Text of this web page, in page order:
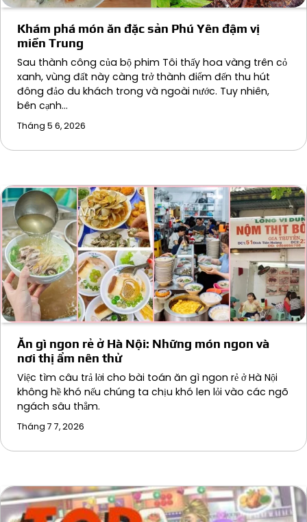
Khám phá món ăn đặc sản Phú Yên đậm vị
miền Trung
Sau thành công của bộ phim Tôi thấy hoa vàng trên cỏ
xanh, vùng đất này càng trở thành điểm đến thu hút
đông đảo du khách trong và ngoài nước. Tuy nhiên,
bên cạnh…
Tháng 5 6, 2026
Ăn gì ngon rẻ ở Hà Nội: Những món ngon và
nơi thị ẩm nên thử
Việc tìm câu trả lời cho bài toán ăn gì ngon rẻ ở Hà Nội
không hề khó nếu chúng ta chịu khó len lỏi vào các ngõ
ngách sâu thẳm.
Tháng 7 7, 2026